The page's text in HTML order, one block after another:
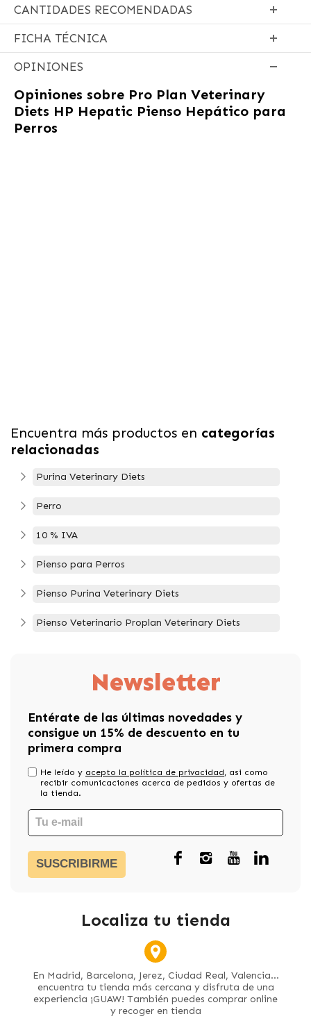
CANTIDADES RECOMENDADAS
FICHA TÉCNICA
OPINIONES
Opiniones sobre Pro Plan Veterinary
Diets HP Hepatic Pienso Hepático para
Perros
Encuentra más productos en categorías
relacionadas
Purina Veterinary Diets
Perro
10 % IVA
Pienso para Perros
Pienso Purina Veterinary Diets
Pienso Veterinario Proplan Veterinary Diets
Newsletter
Entérate de las últimas novedades y
consigue un 15% de descuento en tu
primera compra
He leído y acepto la política de privacidad, asi como
recibir comunicaciones acerca de pedidos y ofertas de
la tienda.
SUSCRIBIRME
Localiza tu tienda
En Madrid, Barcelona, Jerez, Ciudad Real, Valencia...
encuentra tu tienda más cercana y disfruta de una
experiencia ¡GUAW! También puedes comprar online
y recoger en tienda